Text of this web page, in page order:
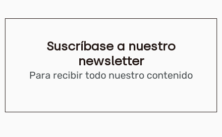
Suscríbase a nuestro
newsletter
Para recibir todo nuestro contenido